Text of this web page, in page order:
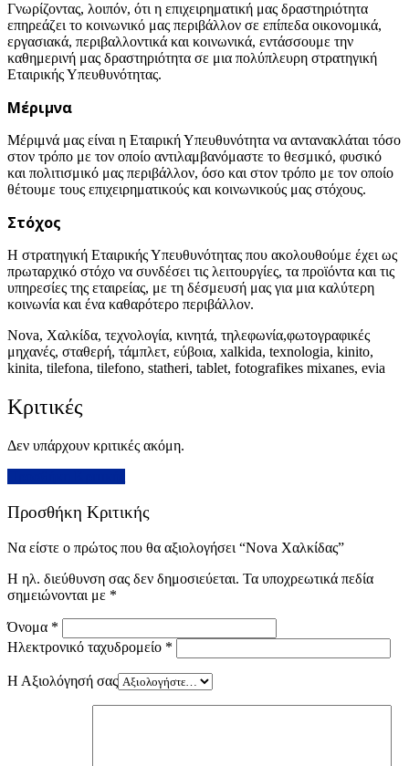
Γνωρίζοντας, λοιπόν, ότι η επιχειρηματική μας δραστηριότητα
επηρεάζει το κοινωνικό μας περιβάλλον σε επίπεδα οικονομικά,
εργασιακά, περιβαλλοντικά και κοινωνικά, εντάσσουμε την
καθημερινή μας δραστηριότητα σε μια πολύπλευρη στρατηγική
Εταιρικής Υπευθυνότητας.
Μέριμνα
Μέριμνά μας είναι η Εταιρική Υπευθυνότητα να αντανακλάται τόσο
στον τρόπο με τον οποίο αντιλαμβανόμαστε το θεσμικό, φυσικό
και πολιτισμικό μας περιβάλλον, όσο και στον τρόπο με τον οποίο
θέτουμε τους επιχειρηματικούς και κοινωνικούς μας στόχους.
Στόχος
Η στρατηγική Εταιρικής Υπευθυνότητας που ακολουθούμε έχει ως
πρωταρχικό στόχο να συνδέσει τις λειτουργίες, τα προϊόντα και τις
υπηρεσίες της εταιρείας, με τη δέσμευσή μας για μια καλύτερη
κοινωνία και ένα καθαρότερο περιβάλλον.
Nova, Χαλκίδα, τεχνολογία, κινητά, τηλεφωνία,φωτογραφικές
μηχανές, σταθερή, τάμπλετ, εύβοια, xalkida, texnologia, kinito,
kinita, tilefona, tilefono, statheri, tablet, fotografikes mixanes, evia
Κριτικές
Δεν υπάρχουν κριτικές ακόμη.
Προσθήκη Κριτικής
Να είστε ο πρώτος που θα αξιολογήσει “Nova Χαλκίδας”
Η ηλ. διεύθυνση σας δεν δημοσιεύεται. Τα υποχρεωτικά πεδία
σημειώνονται με *
Όνομα *
Ηλεκτρονικό ταχυδρομείο *
Η Αξιολόγησή σας